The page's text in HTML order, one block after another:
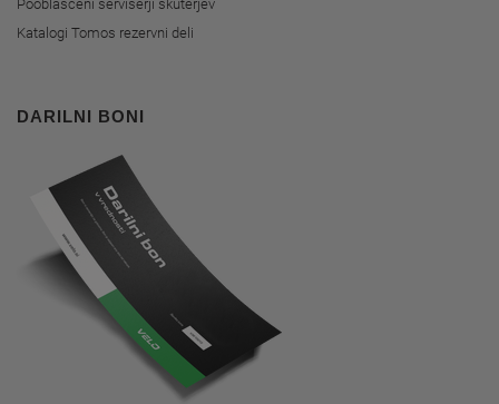
Pooblaščeni serviserji skuterjev
Katalogi Tomos rezervni deli
DARILNI BONI